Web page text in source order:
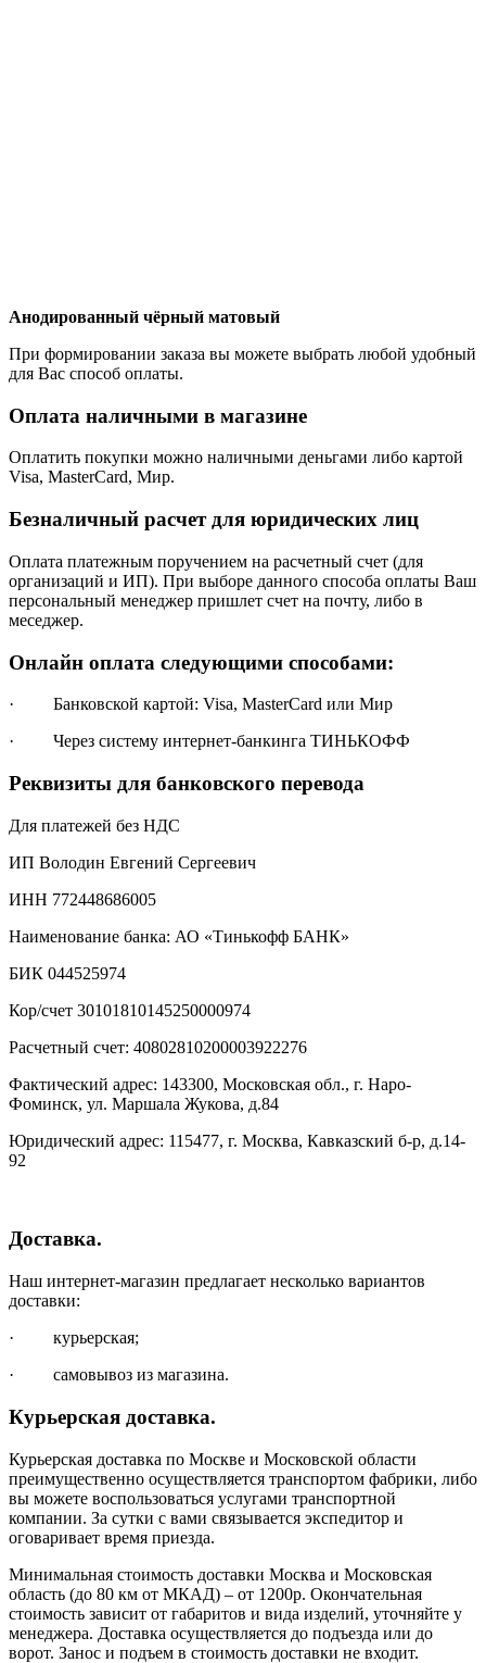
Анодированный чёрный матовый
При формировании заказа вы можете выбрать любой удобный
для Вас способ оплаты.
Оплата наличными в магазине
Оплатить покупки можно наличными деньгами либо картой
Visa, MasterCard, Мир.
Безналичный расчет для юридических лиц
Оплата платежным поручением на расчетный счет (для
организаций и ИП). При выборе данного способа оплаты Ваш
персональный менеджер пришлет счет на почту, либо в
меседжер.
Онлайн оплата следующими способами:
· Банковской картой: Visa, MasterCard или Мир
· Через систему интернет-банкинга ТИНЬКОФФ
Реквизиты для банковского перевода
Для платежей без НДС
ИП Володин Евгений Сергеевич
ИНН 772448686005
Наименование банка: АО «Тинькофф БАНК»
БИК 044525974
Кор/счет 30101810145250000974
Расчетный счет: 40802810200003922276
Фактический адрес: 143300, Московская обл., г. Наро-
Фоминск, ул. Маршала Жукова, д.84
Юридический адрес: 115477, г. Москва, Кавказский б-р, д.14-
92
Доставка.
Наш интернет-магазин предлагает несколько вариантов
доставки:
· курьерская;
· самовывоз из магазина.
Курьерская доставка.
Курьерская доставка по Москве и Московской области
преимущественно осуществляется транспортом фабрики, либо
вы можете воспользоваться услугами транспортной
компании. За сутки с вами связывается экспедитор и
оговаривает время приезда.
Минимальная стоимость доставки Москва и Московская
область (до 80 км от МКАД) – от 1200р. Окончательная
стоимость зависит от габаритов и вида изделий, уточняйте у
менеджера. Доставка осуществляется до подъезда или до
ворот. Занос и подъем в стоимость доставки не входит.